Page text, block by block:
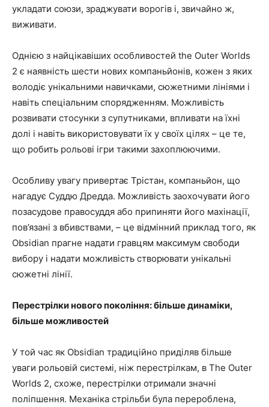
укладати союзи, зраджувати ворогів і, звичайно ж,
виживати.
Однією з найцікавіших особливостей the Outer Worlds
2 є наявність шести нових компаньйонів, кожен з яких
володіє унікальними навичками, сюжетними лініями і
навіть спеціальним спорядженням. Можливість
розвивати стосунки з супутниками, впливати на їхні
долі і навіть використовувати їх у своїх цілях – це те,
що робить рольові ігри такими захоплюючими.
Особливу увагу привертає Трістан, компаньйон, що
нагадує Суддю Дредда. Можливість заохочувати його
позасудове правосуддя або припиняти його махінації,
пов’язані з вбивствами, – це відмінний приклад того, як
Obsidian прагне надати гравцям максимум свободи
вибору і надати можливість створювати унікальні
сюжетні лінії.
Перестрілки нового покоління: більше динаміки,
більше можливостей
У той час як Obsidian традиційно приділяв більше
уваги рольовій системі, ніж перестрілкам, в The Outer
Worlds 2, схоже, перестрілки отримали значні
поліпшення. Механіка стрільби була перероблена,